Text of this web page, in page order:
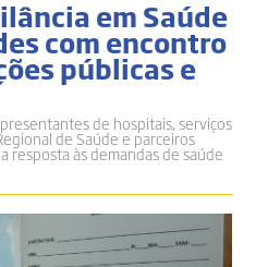
em Saúde
com encontro
públicas e
de hospitais, serviços
de Saúde e parceiros
resposta às demandas de saúde